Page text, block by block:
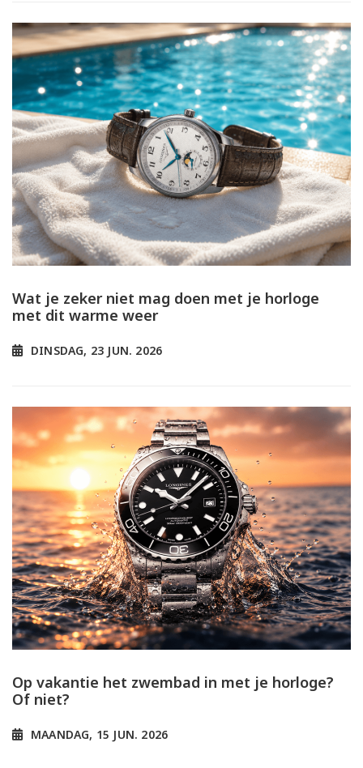
Wat je zeker niet mag doen met je horloge
met dit warme weer
DINSDAG, 23 JUN. 2026
Op vakantie het zwembad in met je horloge?
Of niet?
MAANDAG, 15 JUN. 2026